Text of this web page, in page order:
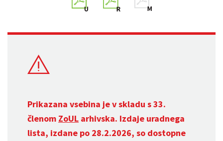
Prikazana vsebina je v skladu s 33.
členom ZoUL arhivska. Izdaje uradnega
lista, izdane po 28.2.2026, so dostopne